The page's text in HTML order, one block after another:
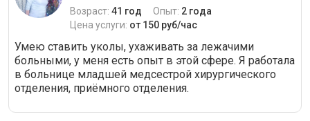
Возраст: 41 год Опыт: 2 года
Цена услуги: от 150 руб/час
Умею ставить уколы, ухаживать за лежачими
больными, у меня есть опыт в этой сфере. Я работала
в больнице младшей медсестрой хирургического
отделения, приёмного отделения.